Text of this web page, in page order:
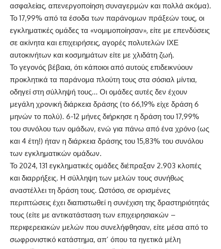
ασφαλείας, απενεργοποίηση συναγερμών και πολλά ακόμα).
Το 17,99% από τα έσοδα των παράνομων πράξεών τους, οι
εγκληματικές ομάδες τα «νομιμοποίησαν», είτε με επενδύσεις
σε ακίνητα και επιχειρήσεις, αγορές πολυτελών ΙΧΕ
αυτοκινήτων και κοσμημάτων είτε με χλιδάτη ζωή.
Το γεγονός βέβαια, ότι κάποιοι από αυτούς επιδεικνύουν
προκλητικά τα παράνομα πλούτη τους στα σόσιαλ μίντια,
οδηγεί στη σύλληψή τους… Οι ομάδες αυτές δεν έχουν
μεγάλη χρονική διάρκεια δράσης (το 66,19% είχε δράση 6
μηνών το πολύ). 6-12 μήνες διήρκησε η δράση του 17,99%
του συνόλου των ομάδων, ενώ για πάνω από ένα χρόνο (ως
και 4 έτη!) ήταν η διάρκεια δράσης του 15,83% του συνόλου
των εγκληματικών ομάδων.
Το 2024, 131 εγκληματικές ομάδες διέπραξαν 2.903 κλοπές
και διαρρήξεις. Η σύλληψη των μελών τους συνήθως
αναστέλλει τη δράση τους. Ωστόσο, σε ορισμένες
περιπτώσεις έχει διαπιστωθεί η συνέχιση της δραστηριότητάς
τους (είτε με αντικατάσταση των επιχειρησιακών –
περιφερειακών μελών που συνελήφθησαν, είτε μέσα από το
σωφρονιστικό κατάστημα, απ’ όπου τα ηγετικά μέλη